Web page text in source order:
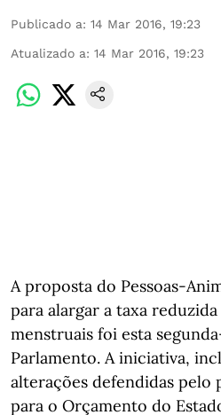
Publicado a: 14 Mar 2016, 19:23
Atualizado a: 14 Mar 2016, 19:23
A proposta do Pessoas-
para alargar a taxa
menstruais foi esta
Parlamento. A iniciativa,
alterações defendidas pelo
para o Orçamento do